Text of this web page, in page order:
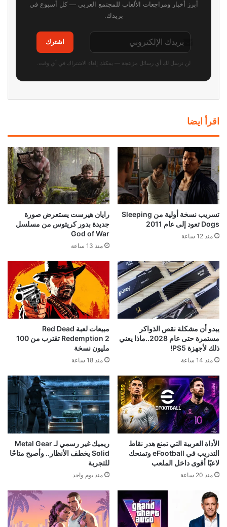
أبرز أخبار ومراجعات الألعاب للمجتمع العربي — كل أسبوع في
بريدك.
اشترك
لن نرسل لك أي رسائل مزعجة — يمكنك إلغاء الاشتراك في أي وقت.
اقرأ ايضا
تسريب نسخة أولية من Sleeping
Dogs تعود إلى عام 2011
منذ 12 ساعة
رايان هيرست يستعرض صورة
جديدة بدور كريتوس من مسلسل
God of War
منذ 13 ساعة
يبدو أن مشكلة نقص الذواكر
مستمرة حتى عام 2028..ماذا يعني
ذلك لأجهزة PS5!
منذ 14 ساعة
مبيعات لعبة Red Dead
Redemption 2 تقترب من 100
مليون نسخة
منذ 18 ساعة
الأداة العربية التي تمنع هدر نقاط
التدريب في eFootball وتمنحك
لاعبًا أقوى داخل الملعب
منذ 20 ساعة
ريميك غير رسمي لـ Metal Gear
Solid يخطف الأنظار.. وأصبح متاحًا
للتجربة
منذ يوم واحد